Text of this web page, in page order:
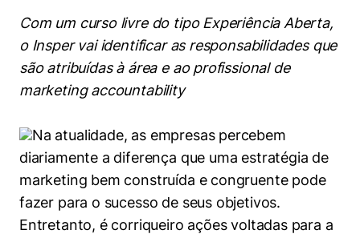
Todas as Engenharias
Engenharia de Computação
Engenharia de Produção
Hub de Inovação e Empreendedorismo
Como funciona
Prêmio Duda Ermírio de Moraes
Como funciona
Oportunidade de Negócios
Women in Action
Trabalhe conosco
Centro de Dados e IA
Biblioteca Telles
Repositório Institucional
Pesquisa na Graduação
Seminários Acadêmicos
Comitê de Ética em Pesquisa
Newsletters
Notícias
Instagram
Gestão e Economia
Engenharia e Ciência da Computação
Direito
Corpo Docente
Busca por docentes
Áreas de Conhecimento
Ensino e aprendizagem
Fale Conosco
Atendimento
Visite o Insper
Canal de Ética
Ouvidoria
Portal da Privacidade
Com um curso livre do tipo Experiência Aberta,
o Insper vaiidentificar as responsabilidades que
são atribuídas à área e ao profissional de
marketing accountability
Na atualidade, as empresas percebem
diariamente a diferença que uma estratégia de
marketing bem construída e congruente pode
fazer para o sucesso de seus objetivos.
Entretanto, é corriqueiro ações voltadas para a